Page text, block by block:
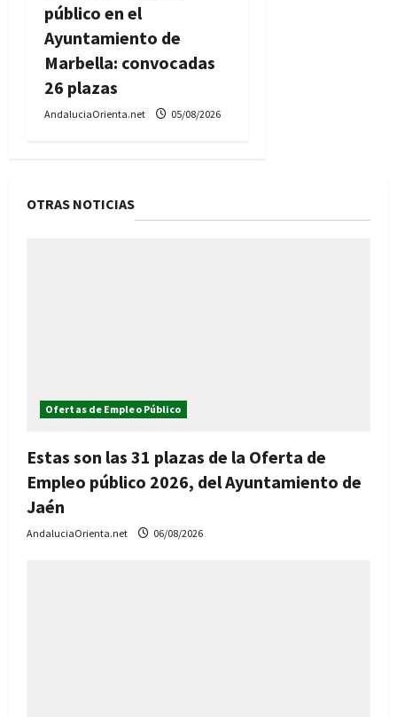
público en el
Ayuntamiento de
Marbella: convocadas
26 plazas
AndaluciaOrienta.net 05/08/2026
OTRAS NOTICIAS
Ofertas de Empleo Público
Estas son las 31 plazas de la Oferta de
Empleo público 2026, del Ayuntamiento de
Jaén
AndaluciaOrienta.net 06/08/2026